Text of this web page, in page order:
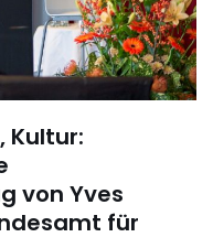
Kultur:
von Yves
für